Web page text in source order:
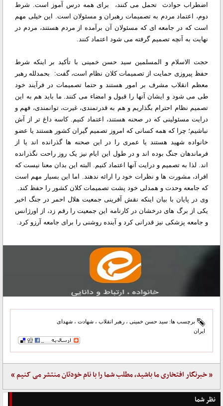
اضطراب حوادث تحمل می کنند، برای همه درس آموز است. شرط
دوم، اعتماد مردم به تصمیمات رهبران و مسئولان است. این خیلی مهم
است که در جامعه ای که مسئولان آن برآمده از مردم هستند، مردم در
نهایت به آنچه تصمیم گرفته می شود اعتماد کنند.
حجت الاسلام و المسلمین سید حسن خمینی با تأکید بر اینکه شرط
حفظ پیروزی حمایت از تصمیمات کلان نظام است، گفت: بحمدلله رهبر
معظم انقلاب مشرف بر امور هستند و حتما تصمیمات در فرآیند خود
طی می شود و ایشان آنها را قبول و امضاء می کنند. ما باید هم به این
تصمیم نظام احترام بگذاریم و هم به قدرتمندی، غیرت، توانمندی، فهم و
درایت مسئولینی که در صحنه هستند، اعتماد کنیم. کاسه داغ تر از آش
نباشیم؛ چرا که همه کسانی که امروز تصمیم گیران کشور هستند یا عضو
خانواده شهید هستند یا عمری را در این صحنه ها گذرانده اند یا از
فرماندهان جنگ بوده اند و در طول این ایام نیز یک روز راحت نگذرانده
اند. لذا به تصمیم و درایت آنها اعتماد کنیم. البته این بدان معنا نیست که
افراد، مشورت ها و نظرات خود را ارائه ندهند. اما این بسیار مهم است
که جامعه وحدت و همدلی خود پشت تصمیمات کلان کشور را حفظ کند.
وی در پایان با بیان اینکه نقش آفرینی جمعیت هلال احمر در جنگ اخیر
یکی از برگ های درخشان در کارنامه این جمعیت را رقم زد، از اورژانس
و جامعه پزشکی نیز قدرانی کرد و آینده روشنی را برای جامعه آرزو کرد.
برچسب ها: سید حسن خمینی ، رهبر انقلاب ، شهادت ، شهدای
ایران
« خبرنگار افتخاری ما باشید، مطلب شما را با نام خودتان منتشر می کنیم »
نظر شما